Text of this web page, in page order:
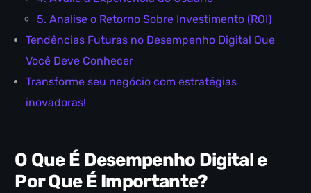
5. Analise o Retorno Sobre Investimento (ROI)
Tendências Futuras no Desempenho Digital Que
Você Deve Conhecer
Transforme seu negócio com estratégias
inovadoras!
O Que É Desempenho Digital e
Por Que É Importante?